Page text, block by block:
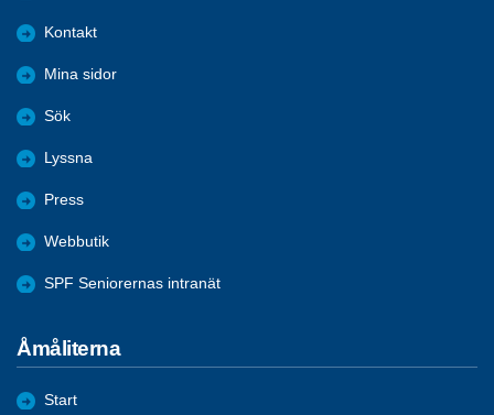
Kontakt
Mina sidor
Sök
Lyssna
Press
Webbutik
SPF Seniorernas intranät
Åmåliterna
Start